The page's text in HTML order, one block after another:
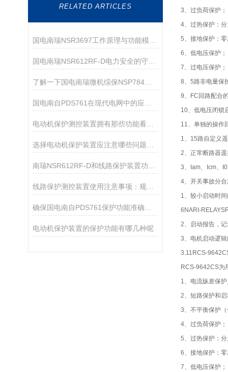
RELATED ARTICLES
了解一下国电南瑞微机综保NSP784的配置有哪些
电动机保护测控装置拥有那些功能看完本篇你就知道了
线路保护测控装置使用注意事项：规范运维，规避运行风险
电动机保护装置的保护功能有哪几种呢
3、过负荷保护；
4、过热保护：
5、接地保护：
6、低电压保护；
7、过电压保护；
8、5路非电量保
9、FC回路配合
10、低电压闭锁
11、单独的操作
1、15路自定义
2、正常断路器
3、Iam、Icm、
4、开关事故分
1、较小启动时
6NARI-
2、启动报告，
3、电机启动逻
3.11RCS-
RCS-9642CS为
1、电流纵差保
2、短路保护和
3、不平衡保护
4、过负荷保护；
5、过热保护：
6、接地保护：
7、低电压保护；